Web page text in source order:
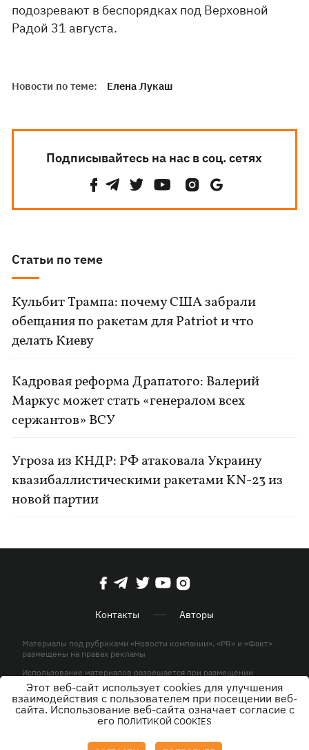
подозревают в беспорядках под Верховной
Радой 31 августа.
Новости по теме: Елена Лукаш
Подписывайтесь на нас в соц. сетях
Статьи по теме
Кульбит Трампа: почему США забрали
обещания по ракетам для Patriot и что
делать Киеву
Кадровая реформа Драпатого: Валерий
Маркус может стать «генералом всех
сержантов» ВСУ
Угроза из КНДР: РФ атаковала Украину
квазибаллистическими ракетами KN-23 из
новой партии
Контакты Авторы
Материалы под рубриками «Новости компании», «PR» и «Факт»
размещены на правах рекламы
Использование материалов разрешается при размещении
активной гиперссылки на KP.UA в первом абзаце.
© ООО «ЮЛАВ МЕДИА»,2026. Все права защищены.
Этот веб-сайт использует cookies для улучшения
взаимодействия с пользователем при посещении веб-
сайта. Использование веб-сайта означает согласие с
его ПОЛИТИКОЙ COOKIES